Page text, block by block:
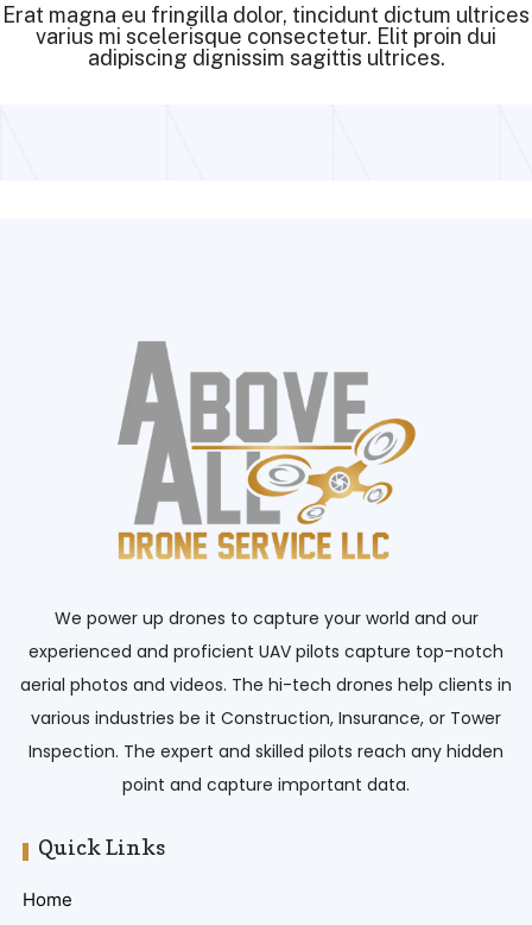
Erat magna eu fringilla dolor, tincidunt dictum ultrices
varius mi scelerisque consectetur. Elit proin dui
adipiscing dignissim sagittis ultrices.
We power up drones to capture your world and our
experienced and proficient UAV pilots capture top-notch
aerial photos and videos. The hi-tech drones help clients in
various industries be it Construction, Insurance, or Tower
Inspection. The expert and skilled pilots reach any hidden
point and capture important data.
Quick Links
Home